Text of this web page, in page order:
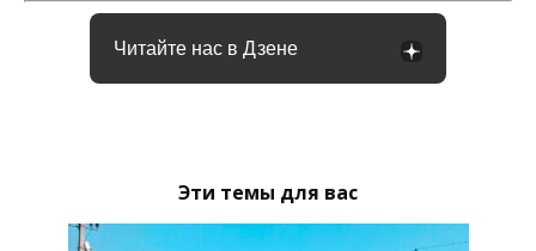
Читайте нас в Дзене
Эти темы для вас